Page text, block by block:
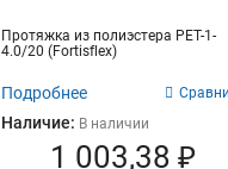
Протяжка из полиэстера PET-1-
4.0/20 (Fortisflex)
Подробнее
Наличие: В наличии
1 003,38 ₽